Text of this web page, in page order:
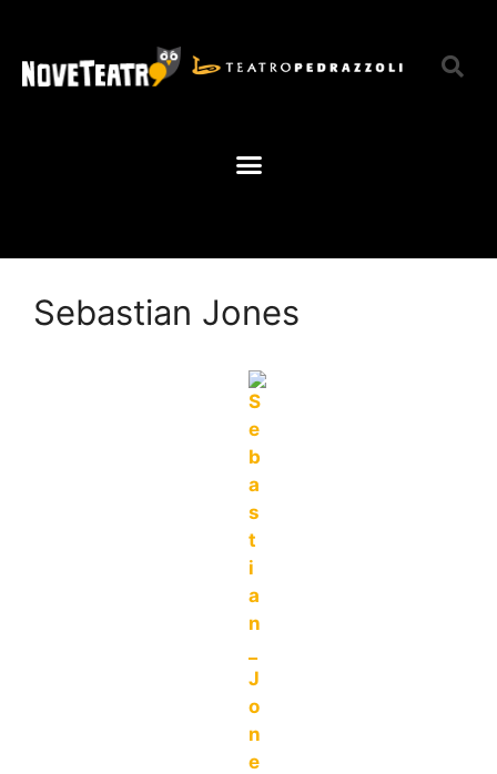
Sebastian Jones